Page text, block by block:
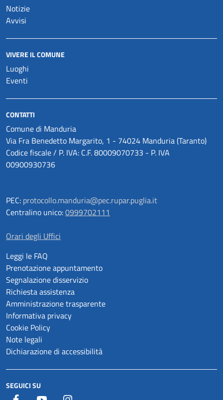
Notizie
Avvisi
VIVERE IL COMUNE
Luoghi
Eventi
CONTATTI
Comune di Manduria
Via Fra Benedetto Margarito, 1 - 74024 Manduria (Taranto)
Codice fiscale / P. IVA: C.F. 80009070733 - P. IVA
00900930736
PEC: protocollo.manduria@pec.rupar.puglia.it
Centralino unico:0999702111
Orari degli Uffici
Leggi le FAQ
Prenotazione appuntamento
Segnalazione disservizio
Richiesta assistenza
Amministrazione trasparente
Informativa privacy
Cookie Policy
Note legali
Dichiarazione di accessibilità
SEGUICI SU